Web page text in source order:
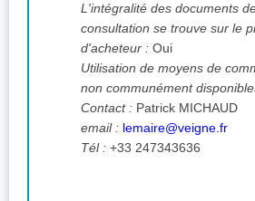
L'intégralité des documents
consultation se trouve sur le
d'acheteur : Oui
Utilisation de moyens de
non communément
Contact : Patrick MICHAUD
email : lemaire@veigne.fr
Tél : +33 247343636